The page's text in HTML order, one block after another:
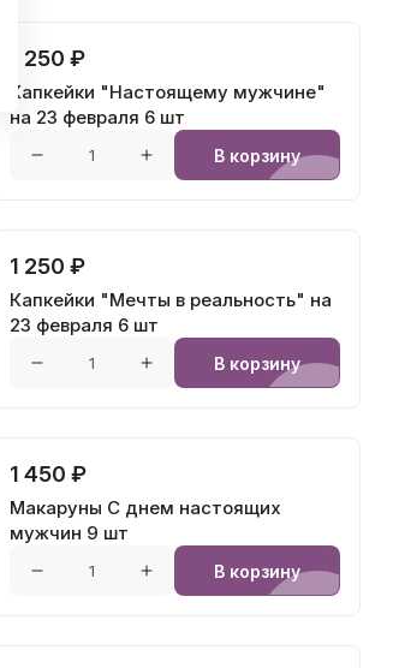
1 250 ₽
Капкейки "Настоящему мужчине"
на 23 февраля 6 шт
В корзину
1 250 ₽
Капкейки "Мечты в реальность" на
23 февраля 6 шт
В корзину
1 450 ₽
Макаруны С днем настоящих
мужчин 9 шт
В корзину